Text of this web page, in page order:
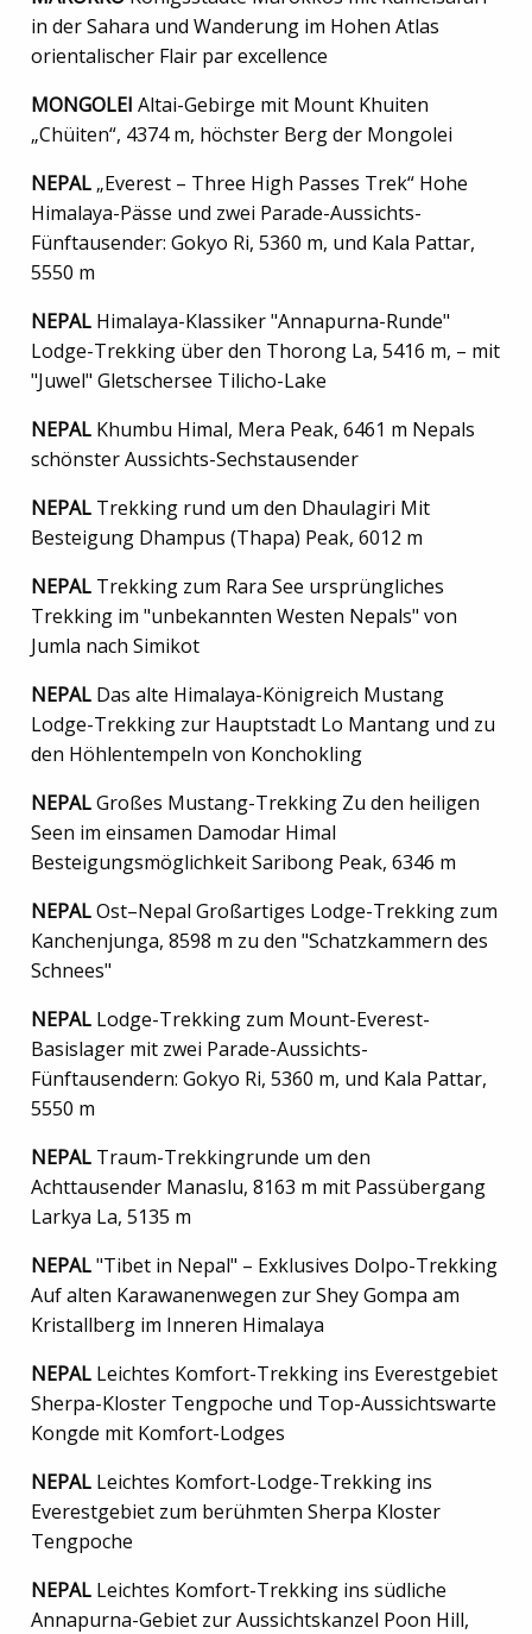
in der Sahara und Wanderung im Hohen Atlas
orientalischer Flair par excellence
MONGOLEI Altai-Gebirge mit Mount Khuiten
„Chüiten“, 4374 m, höchster Berg der Mongolei
NEPAL „Everest – Three High Passes Trek“ Hohe
Himalaya-Pässe und zwei Parade-Aussichts-
Fünftausender: Gokyo Ri, 5360 m, und Kala Pattar,
5550 m
NEPAL Himalaya-Klassiker "Annapurna-Runde"
Lodge-Trekking über den Thorong La, 5416 m, – mit
"Juwel" Gletschersee Tilicho-Lake
NEPAL Khumbu Himal, Mera Peak, 6461 m Nepals
schönster Aussichts-Sechstausender
NEPAL Trekking rund um den Dhaulagiri Mit
Besteigung Dhampus (Thapa) Peak, 6012 m
NEPAL Trekking zum Rara See ursprüngliches
Trekking im "unbekannten Westen Nepals" von
Jumla nach Simikot
NEPAL Das alte Himalaya-Königreich Mustang
Lodge-Trekking zur Hauptstadt Lo Mantang und zu
den Höhlentempeln von Konchokling
NEPALGroßes Mustang-Trekking Zu den heiligen
Seen im einsamen Damodar Himal
Besteigungsmöglichkeit Saribong Peak, 6346 m
NEPALOst–Nepal Großartiges Lodge-Trekking zum
Kanchenjunga, 8598 m zu den "Schatzkammern des
Schnees"
NEPAL Lodge-Trekking zum Mount-Everest-
Basislager mit zwei Parade-Aussichts-
Fünftausendern: Gokyo Ri, 5360 m, und Kala Pattar,
5550 m
NEPAL Traum-Trekkingrunde um den
Achttausender Manaslu, 8163 m mit Passübergang
Larkya La, 5135 m
NEPAL"Tibet in Nepal" – Exklusives Dolpo-Trekking
Auf alten Karawanenwegen zur Shey Gompa am
Kristallberg im Inneren Himalaya
NEPAL Leichtes Komfort-Trekking ins Everestgebiet
Sherpa-Kloster Tengpoche und Top-Aussichtswarte
Kongde mit Komfort-Lodges
NEPAL Leichtes Komfort-Lodge-Trekking ins
Everestgebiet zum berühmten Sherpa Kloster
Tengpoche
NEPAL Leichtes Komfort-Trekking ins südliche
Annapurna-Gebiet zur Aussichtskanzel Poon Hill,